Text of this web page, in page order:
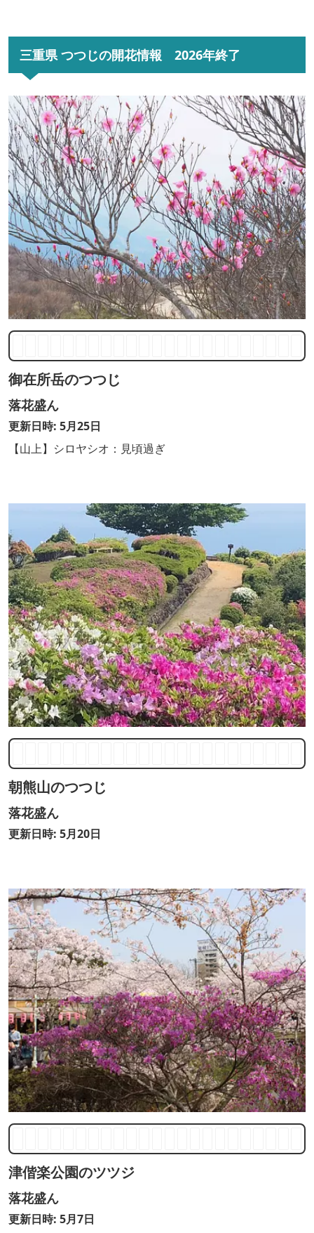
三重県 つつじの開花情報 2026年終了
御在所岳のつつじ
落花盛ん
更新日時: 5月25日
【山上】シロヤシオ：見頃過ぎ
朝熊山のつつじ
落花盛ん
更新日時: 5月20日
津偕楽公園のツツジ
落花盛ん
更新日時: 5月7日